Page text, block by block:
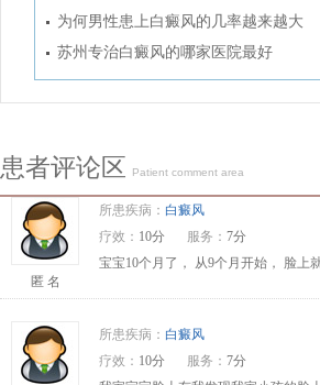
为何男性患上白癜风的几率越来越大
苏州专治白癜风的哪家医院最好
患者评论区 Patient comment area
匿 名
所患疾病： 白癜风
疗效： 10分 服务： 7分
宝宝10个月了， 从9个月开始， 脸上
所患疾病： 白癜风
疗效： 10分 服务： 7分